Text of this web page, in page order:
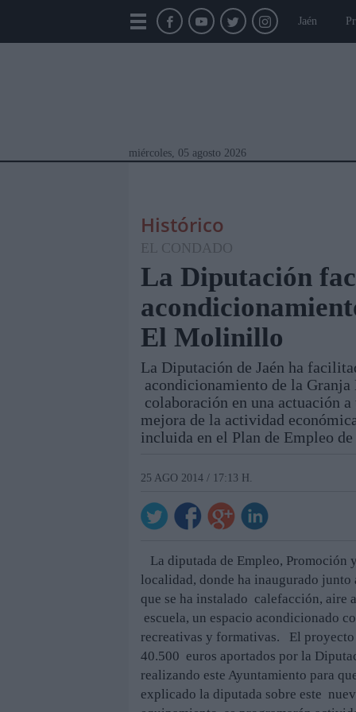
Jaén
miércoles, 05 agosto 2026
Módulos Portada Jaén Provincia
Histórico
EL CONDADO
La Diputación
El Molinillo
La Diputación de Jaén ha
acondicionamiento de la
colaboración en una actuación
mejora de la actividad
incluida en el Plan de Empleo
25 AGO 2014 / 17:13 H.
La diputada de Empleo, Promoción
localidad, donde ha inaugurado
que se ha instalado calefacción,
escuela, un espacio acondicionado
recreativas y formativas. El proyecto
40.500 euros aportados por la
realizando este Ayuntamiento para
explicado la diputada sobre este